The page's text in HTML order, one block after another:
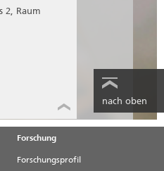
2, Raum
nach oben
Forschung
Forschungsprofil